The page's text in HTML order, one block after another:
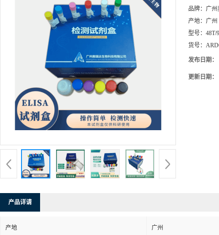
品牌： 广州
产地： 广州
型号： 48T/
货号：
发布日期：
更新日期：
产品详请
产地 广州